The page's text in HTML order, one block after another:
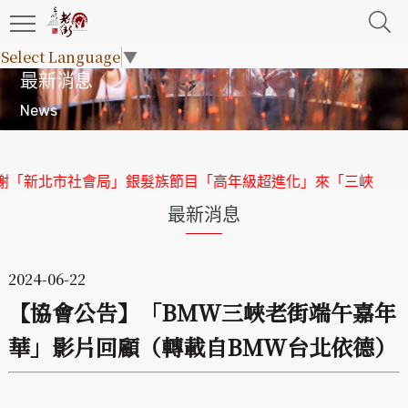
Select Language▼
最新消息
News
新北市社會局」銀髮族節目「高年級超進化」來「三峽老街
最新消息
2024-06-22
【協會公告】「BMW三峽老街端午嘉年
華」影片回顧（轉載自BMW台北依德）